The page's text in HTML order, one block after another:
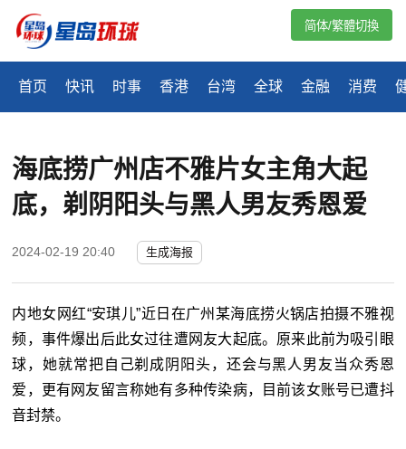
首页 快讯 时事 香港 台湾 全球 金融 消费
简体/繁體切換
海底捞广州店不雅片女主角大起
底，剃阴阳头与黑人男友秀恩爱
2024-02-19 20:40 生成海报
内地女网红“安琪儿”近日在广州某海底捞火锅店拍摄不雅视
频，事件爆出后此女过往遭网友大起底。原来此前为吸引眼
球，她就常把自己剃成阴阳头，还会与黑人男友当众秀恩
爱，更有网友留言称她有多种传染病，目前该女账号已遭抖
音封禁。